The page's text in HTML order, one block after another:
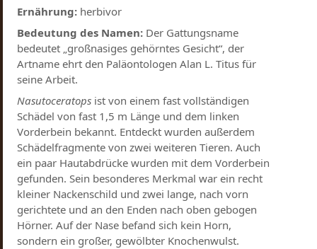
Ernährung: herbivor
Bedeutung des Namen: Der Gattungsname
bedeutet „großnasiges gehörntes Gesicht“, der
Artname ehrt den Paläontologen Alan L. Titus für
seine Arbeit.
Nasutoceratops ist von einem fast vollständigen
Schädel von fast 1,5 m Länge und dem linken
Vorderbein bekannt. Entdeckt wurden außerdem
Schädelfragmente von zwei weiteren Tieren. Auch
ein paar Hautabdrücke wurden mit dem Vorderbein
gefunden. Sein besonderes Merkmal war ein recht
kleiner Nackenschild und zwei lange, nach vorn
gerichtete und an den Enden nach oben gebogen
Hörner. Auf der Nase befand sich kein Horn,
sondern ein großer, gewölbter Knochenwulst.